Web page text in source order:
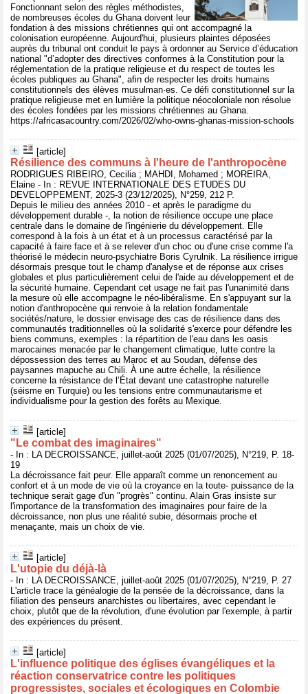
Fonctionnant selon des règles méthodistes,
de nombreuses écoles du Ghana doivent leur
fondation à des missions chrétiennes qui ont accompagné la
colonisation européenne. Aujourd'hui, plusieurs plaintes déposées
auprès du tribunal ont conduit le pays à ordonner au Service d’éducation
national "d’adopter des directives conformes à la Constitution pour la
réglementation de la pratique religieuse et du respect de toutes les
écoles publiques au Ghana", afin de respecter les droits humains
constitutionnels des élèves musulman·es. Ce défi constitutionnel sur la
pratique religieuse met en lumière la politique néocoloniale non résolue
des écoles fondées par les missions chrétiennes au Ghana.
https://africasacountry.com/2026/02/who-owns-ghanas-mission-schools
[article]
Résilience des communs à l'heure de l'anthropocène
RODRIGUES RIBEIRO, Cecilia ; MAHDI, Mohamed ; MOREIRA,
Elaine - In : REVUE INTERNATIONALE DES ETUDES DU
DEVELOPPEMENT, 2025-3 (23/12/2025), N°259, 212 P.
Depuis le milieu des années 2010 - et après le paradigme du
développement durable -, la notion de résilience occupe une place
centrale dans le domaine de l'ingénierie du développement. Elle
correspond à la fois à un état et à un processus caractérisé par la
capacité à faire face et à se relever d'un choc ou d'une crise comme l'a
théorisé le médecin neuro-psychiatre Boris Cyrulnik. La résilience irrigue
désormais presque tout le champ d'analyse et de réponse aux crises
globales et plus particulièrement celui de l'aide au développement et de
la sécurité humaine. Cependant cet usage ne fait pas l'unanimité dans
la mesure où elle accompagne le néo-libéralisme. En s'appuyant sur la
notion d'anthropocène qui renvoie à la relation fondamentale
sociétés/nature, le dossier envisage des cas de résilience dans des
communautés traditionnelles où la solidarité s'exerce pour défendre les
biens communs, exemples : la répartition de l'eau dans les oasis
marocaines menacée par le changement climatique, lutte contre la
dépossession des terres au Maroc et au Soudan, défense des
paysannes mapuche au Chili. À une autre échelle, la résilience
concerne la résistance de l’État devant une catastrophe naturelle
(séisme en Turquie) ou les tensions entre communautarisme et
individualisme pour la gestion des forêts au Mexique.
[article]
"Le combat des imaginaires"
- In : LA DECROISSANCE, juillet-août 2025 (01/07/2025), N°219, P. 18-
19
La décroissance fait peur. Elle apparaît comme un renoncement au
confort et à un mode de vie où la croyance en la toute- puissance de la
technique serait gage d'un "progrès" continu. Alain Gras insiste sur
l'importance de la transformation des imaginaires pour faire de la
décroissance, non plus une réalité subie, désormais proche et
menaçante, mais un choix de vie.
[article]
L'utopie du déjà-là
- In : LA DECROISSANCE, juillet-août 2025 (01/07/2025), N°219, P. 27
L'article trace la généalogie de la pensée de la décroissance, dans la
filiation des penseurs anarchistes ou libertaires, avec cependant le
choix, plutôt que de la révolution, d'une évolution par l'exemple, à partir
des expériences du présent.
[article]
L'influence politique des églises évangéliques et la
réaction conservatrice contre les politiques
progressistes, sociales et écologiques en Colombie